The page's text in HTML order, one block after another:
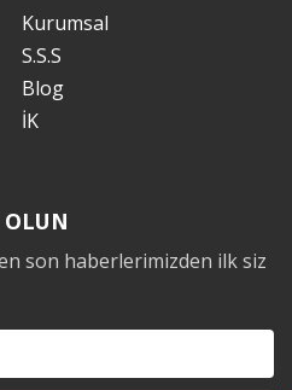
Kurumsal
S.S.S
Blog
İK
son haberlerimizden ilk siz